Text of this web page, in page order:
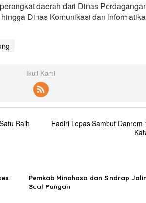
daerah dari Dinas
Dinas Komunikasi dan
Ikuti Kami
Raih
Hadiri Lepas Sambut Danrem
Pemkab Minahasa dan Sindrap
Soal Pangan